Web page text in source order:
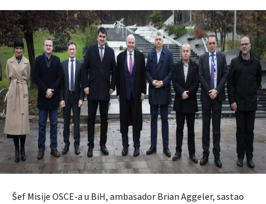
Šef Misije OSCE-a u BiH, ambasador Brian Aggeler, sastao